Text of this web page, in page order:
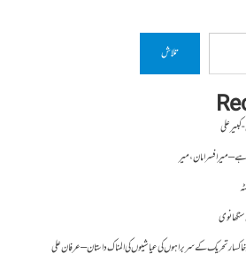
تلاش
علی
ہے – میر افسر امان،میر
خاکسار تحریک کے سربراہوں کی عیاشیوں کی المناک داستان – عرفان علی